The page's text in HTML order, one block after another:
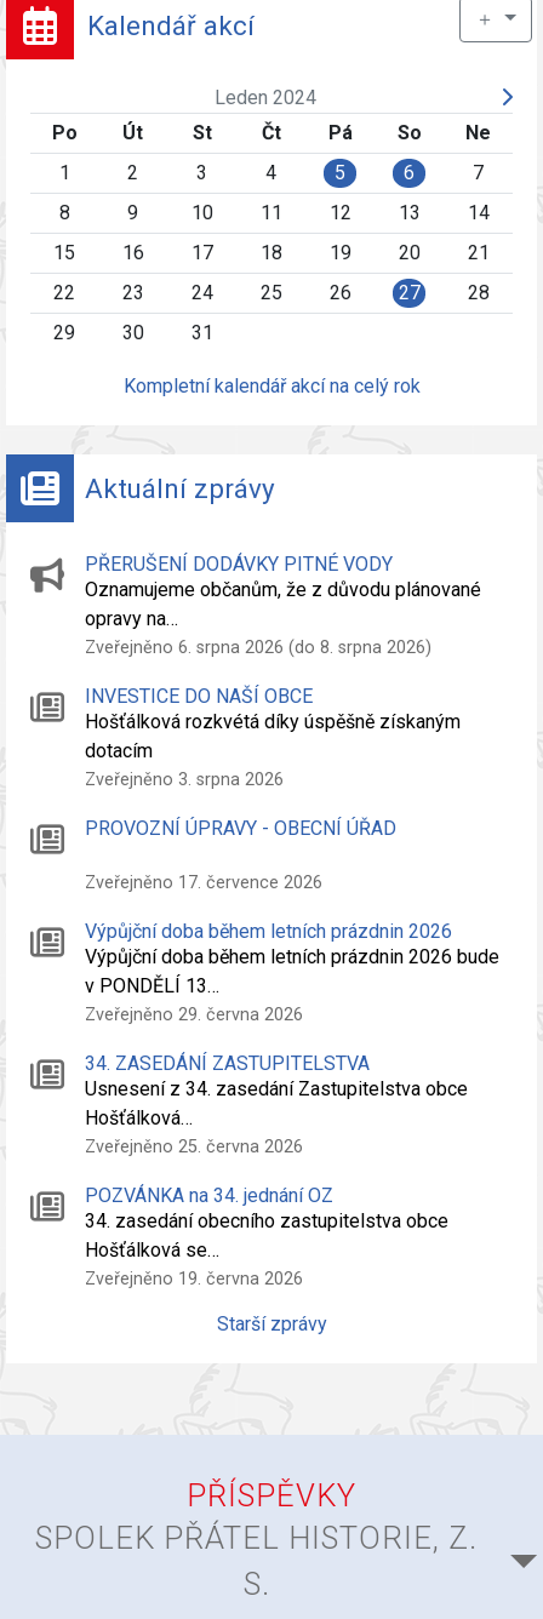
Kalendář akcí ＋
Leden 2024
Po
Út St Čt Pá So
Ne
1
2 3 4 5 6
7
8
9 10 11 12 13
14
15
16 17 18 19 20
21
22
23 24 25 26 27
28
29
30 31
Kompletní kalendář akcí na celý rok
Aktuální zprávy
PŘERUŠENÍ DODÁVKY PITNÉ VODY
Oznamujeme občanům, že z důvodu plánované
opravy na…
Zveřejněno 6. srpna 2026 (do 8. srpna 2026)
INVESTICE DO NAŠÍ OBCE
Hošťálková rozkvétá díky úspěšně získaným
dotacím
Zveřejněno 3. srpna 2026
PROVOZNÍ ÚPRAVY - OBECNÍ ÚŘAD
Zveřejněno 17. července 2026
Výpůjční doba během letních prázdnin 2026
Výpůjční doba během letních prázdnin 2026 bude
v PONDĚLÍ 13…
Zveřejněno 29. června 2026
34. ZASEDÁNÍ ZASTUPITELSTVA
Usnesení z 34. zasedání Zastupitelstva obce
Hošťálková…
Zveřejněno 25. června 2026
POZVÁNKA na 34. jednání OZ
34. zasedání obecního zastupitelstva obce
Hošťálková se…
Zveřejněno 19. června 2026
Starší zprávy
PŘÍSPĚVKY
SPOLEK PŘÁTEL HISTORIE, Z.
S.